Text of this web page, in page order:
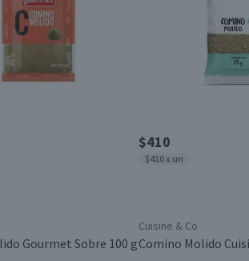
Gourmet Sobre 100 g
$410
$410 x un
Cuisine & Co
Comino Molido